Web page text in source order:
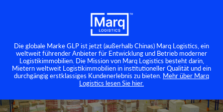
Die globale Marke GLP ist jetzt (außerhalb Chinas) Marq Logistics, ein
weltweit führender Anbieter für Entwicklung und Betrieb moderner
Logistikimmobilien. Die Mission von Marq Logistics besteht darin,
Mietern weltweit Logistikimmobilien in institutioneller Qualität und ein
durchgängig erstklassiges Kundenerlebnis zu bieten. Mehr über Marq
Logistics lesen Sie hier.